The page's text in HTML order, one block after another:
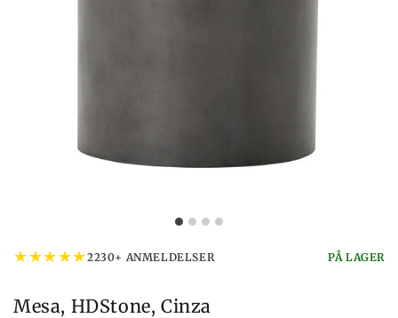
★★★★★2230+ ANMELDELSER PÅ LAGER
Mesa, HDStone, Cinza